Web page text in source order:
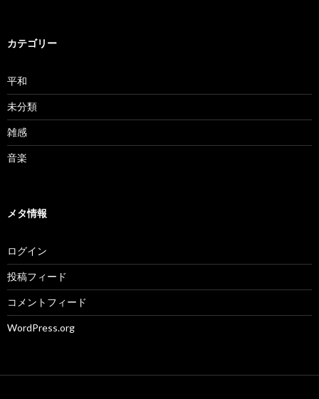
カテゴリー
平和
未分類
雑感
音楽
メタ情報
ログイン
投稿フィード
コメントフィード
WordPress.org